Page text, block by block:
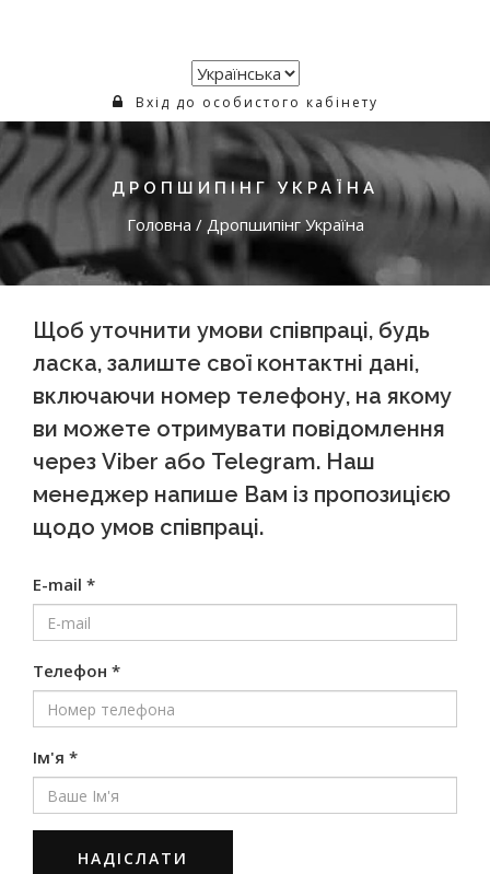
Вхід до особистого кабінету
ДРОПШИПІНГ УКРАЇНА
Головна / Дропшипінг Україна
Щоб уточнити умови співпраці, будь
ласка, залиште свої контактні дані,
включаючи номер телефону, на якому
ви можете отримувати повідомлення
через Viber або Telegram. Наш
менеджер напише Вам із пропозицією
щодо умов співпраці.
E-mail *
Телефон *
Ім'я *
НАДІСЛАТИ